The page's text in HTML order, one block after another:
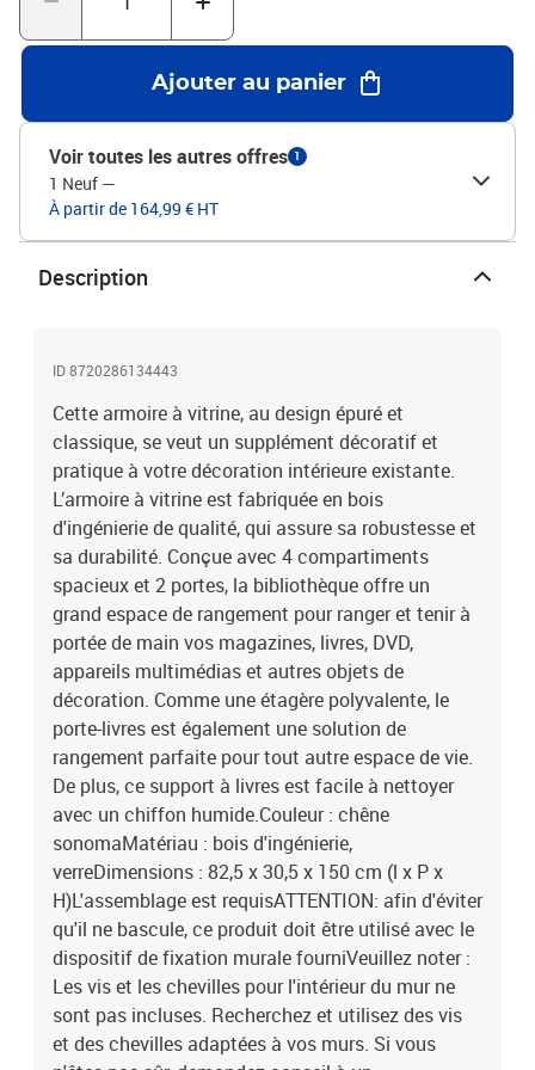
murale fourniVeuillez noter : Les vis et les chevilles pour l'intérieur
du mur ne sont pas incluses. Recherchez et utilisez des vis et des
chevilles adaptées à vos murs. Si vous n'êtes pas sûr, demandez
conseil à un professionnel. Lisez et suivez attentivement chaque
étape de l'instruction.Legal Documents:Vous trouverez ici plus de
détails sur la façon d'empêcher vos meubles de basculer
Ajouter au panier
Voir toutes les autres offres 1
1 Neuf —
À partir de 164,99 € HT
Description
ID 8720286134443
Cette armoire à vitrine, au design épuré et
classique, se veut un supplément décoratif et
pratique à votre décoration intérieure existante.
L’armoire à vitrine est fabriquée en bois
d'ingénierie de qualité, qui assure sa robustesse et
sa durabilité. Conçue avec 4 compartiments
spacieux et 2 portes, la bibliothèque offre un
grand espace de rangement pour ranger et tenir à
portée de main vos magazines, livres, DVD,
appareils multimédias et autres objets de
décoration. Comme une étagère polyvalente, le
porte-livres est également une solution de
rangement parfaite pour tout autre espace de vie.
De plus, ce support à livres est facile à nettoyer
avec un chiffon humide.Couleur : chêne
sonomaMatériau : bois d'ingénierie,
verreDimensions : 82,5 x 30,5 x 150 cm (l x P x
H)L'assemblage est requisATTENTION: afin d'éviter
qu'il ne bascule, ce produit doit être utilisé avec le
dispositif de fixation murale fourniVeuillez noter :
Les vis et les chevilles pour l'intérieur du mur ne
sont pas incluses. Recherchez et utilisez des vis
et des chevilles adaptées à vos murs. Si vous